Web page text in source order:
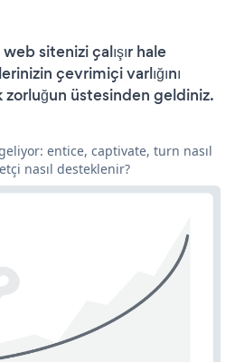
sitenizi çalışır hale
çevrimiçi varlığını
üstesinden geldiniz.
entice, captivate, turn nasıl
nasıl desteklenir?